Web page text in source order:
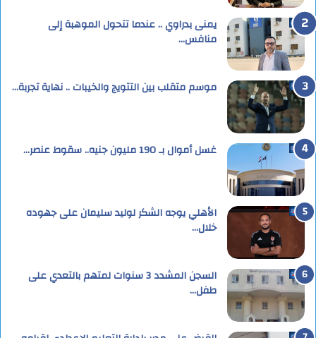
يمنى بدراوي .. عندما تتحول الموهبة إلى
منافس…
موسم متقلب بين التتويج والخيبات .. نهاية تجربة…
غسل أموال بـ 190 مليون جنيه.. سقوط عنصر…
الأهلي يوجه الشكر لوليد سليمان على جهوده
خلال…
السجن المشدد 3 سنوات لمتهم بالتعدي على
طفل…